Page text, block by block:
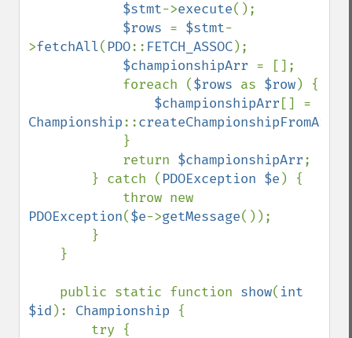
$stmt->execute();
$rows = $stmt-
>fetchAll( PDO:: FETCH_ASSOC);
$championshipArr = [];
            foreach (
$rows as $row) {
$championshipArr
Championship::createChampionshipFromArray
            return
$championshipArr;
        } catch (
PDOException $e ) {
PDOException($e->getMessage());
    public static function
show( int
$id ): Championship {